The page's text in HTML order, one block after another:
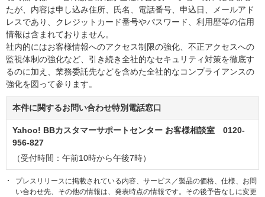
たが、内容は申し込み住所、氏名、電話番号、申込日、メールアド
レスであり、クレジットカード番号やパスワード、利用歴等の信用
情報は含まれておりません。
社内的にはお客様情報へのアクセス制限の強化、不正アクセスへの
監視体制の強化など、引き続き全社的なセキュリティ対策を徹底す
るのに加え、業務委託先などを含めた全社的なコンプライアンスの
強化を図って参ります。
本件に関するお問い合わせ特別電話窓口
Yahoo! BBカスタマーサポートセンター お客様相談室 0120-
956-827
（受付時間：午前10時から午後7時）
プレスリリースに掲載されている内容、サービス／製品の価格、仕様、お問
い合わせ先、その他の情報は、発表時点の情報です。その後予告なしに変更